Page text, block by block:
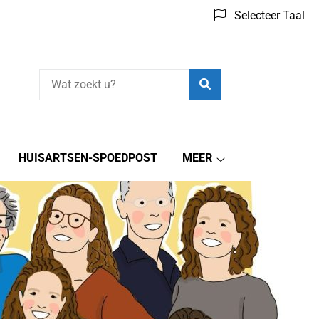
Selecteer Taal
HUISARTSEN-SPOEDPOST
MEER
submenu